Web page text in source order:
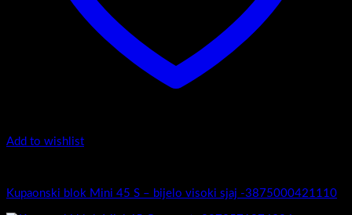
Add to wishlist
Kupaonski blok Mini 45 S – bijelo visoki sjaj -3875000421110